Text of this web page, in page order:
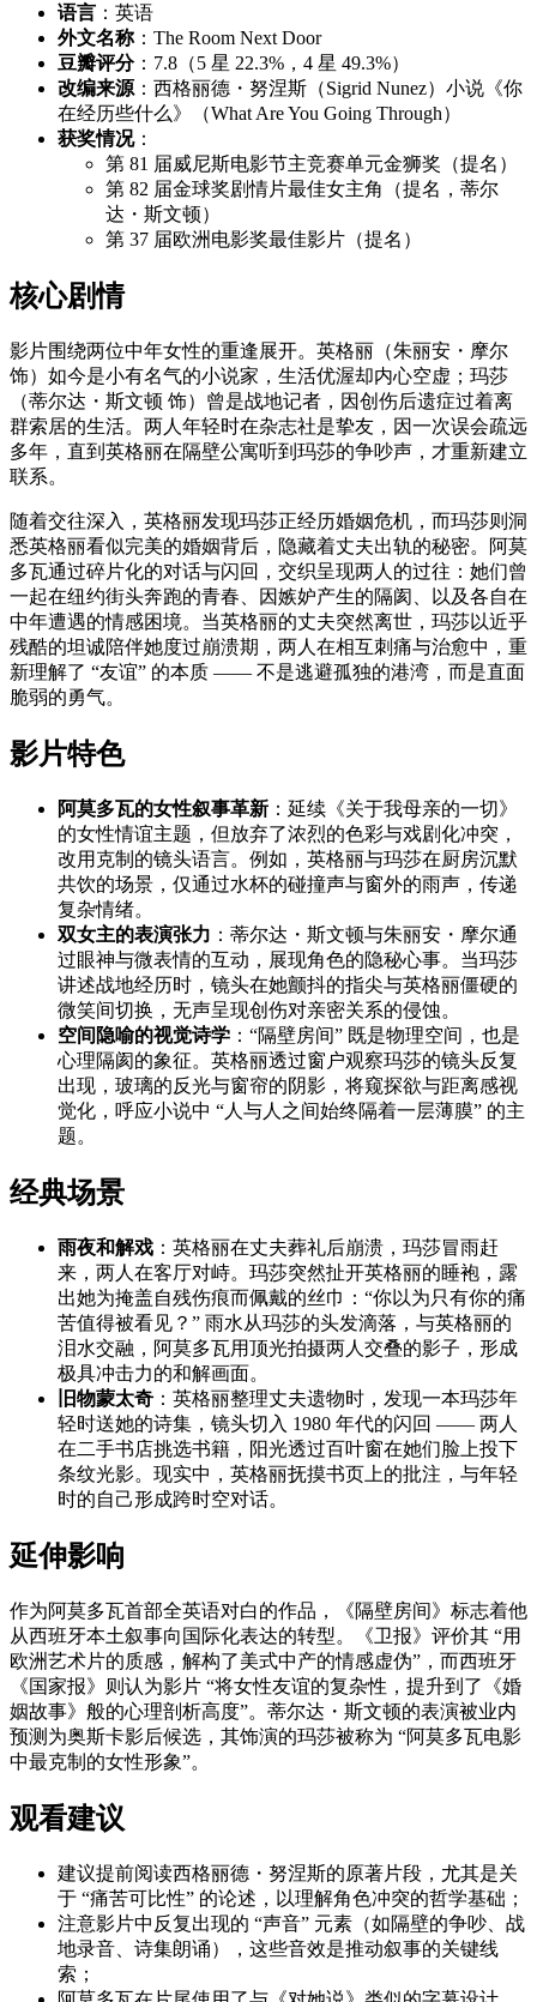
语言 ：英语
外文名称：The Room Next Door
豆瓣评分：7.8（5 星 22.3%，4 星 49.3%）
改编来源：西格丽德・努涅斯（Sigrid Nunez）小说《你
在经历些什么》（What Are You Going Through）
获奖情况：
第 81 届威尼斯电影节主竞赛单元金狮奖（提名）
第 82 届金球奖剧情片最佳女主角（提名，蒂尔
达・斯文顿）
第 37 届欧洲电影奖最佳影片（提名）
核心剧情
影片围绕两位中年女性的重逢展开。英格丽（朱丽安・摩尔
饰）如今是小有名气的小说家，生活优渥却内心空虚；玛莎
（蒂尔达・斯文顿 饰）曾是战地记者，因创伤后遗症过着离
群索居的生活。两人年轻时在杂志社是挚友，因一次误会疏远
多年，直到英格丽在隔壁公寓听到玛莎的争吵声，才重新建立
联系。
随着交往深入，英格丽发现玛莎正经历婚姻危机，而玛莎则洞
悉英格丽看似完美的婚姻背后，隐藏着丈夫出轨的秘密。阿莫
多瓦通过碎片化的对话与闪回，交织呈现两人的过往：她们曾
一起在纽约街头奔跑的青春、因嫉妒产生的隔阂、以及各自在
中年遭遇的情感困境。当英格丽的丈夫突然离世，玛莎以近乎
残酷的坦诚陪伴她度过崩溃期，两人在相互刺痛与治愈中，重
新理解了 “友谊” 的本质 —— 不是逃避孤独的港湾，而是直面
脆弱的勇气。
影片特色
阿莫多瓦的女性叙事革新 ：延续《关于我母亲的一切》
的女性情谊主题，但放弃了浓烈的色彩与戏剧化冲突，
改用克制的镜头语言。例如，英格丽与玛莎在厨房沉默
共饮的场景，仅通过水杯的碰撞声与窗外的雨声，传递
复杂情绪。
双女主的表演张力 ：蒂尔达・斯文顿与朱丽安・摩尔通
过眼神与微表情的互动，展现角色的隐秘心事。当玛莎
讲述战地经历时，镜头在她颤抖的指尖与英格丽僵硬的
微笑间切换，无声呈现创伤对亲密关系的侵蚀。
空间隐喻的视觉诗学 ：“隔壁房间” 既是物理空间，也是
心理隔阂的象征。英格丽透过窗户观察玛莎的镜头反复
出现，玻璃的反光与窗帘的阴影，将窥探欲与距离感视
觉化，呼应小说中 “人与人之间始终隔着一层薄膜” 的主
题。
经典场景
雨夜和解戏 ：英格丽在丈夫葬礼后崩溃，玛莎冒雨赶
来，两人在客厅对峙。玛莎突然扯开英格丽的睡袍，露
出她为掩盖自残伤痕而佩戴的丝巾：“你以为只有你的痛
苦值得被看见？” 雨水从玛莎的头发滴落，与英格丽的
泪水交融，阿莫多瓦用顶光拍摄两人交叠的影子，形成
极具冲击力的和解画面。
旧物蒙太奇 ：英格丽整理丈夫遗物时，发现一本玛莎年
轻时送她的诗集，镜头切入 1980 年代的闪回 —— 两人
在二手书店挑选书籍，阳光透过百叶窗在她们脸上投下
条纹光影。现实中，英格丽抚摸书页上的批注，与年轻
时的自己形成跨时空对话。
延伸影响
作为阿莫多瓦首部全英语对白的作品，《隔壁房间》标志着他
从西班牙本土叙事向国际化表达的转型。《卫报》评价其 “用
欧洲艺术片的质感，解构了美式中产的情感虚伪”，而西班牙
《国家报》则认为影片 “将女性友谊的复杂性，提升到了《婚
姻故事》般的心理剖析高度”。蒂尔达・斯文顿的表演被业内
预测为奥斯卡影后候选，其饰演的玛莎被称为 “阿莫多瓦电影
中最克制的女性形象”。
观看建议
建议提前阅读西格丽德・努涅斯的原著片段，尤其是关
于 “痛苦可比性” 的论述，以理解角色冲突的哲学基础；
注意影片中反复出现的 “声音” 元素（如隔壁的争吵、战
地录音、诗集朗诵），这些音效是推动叙事的关键线
索；